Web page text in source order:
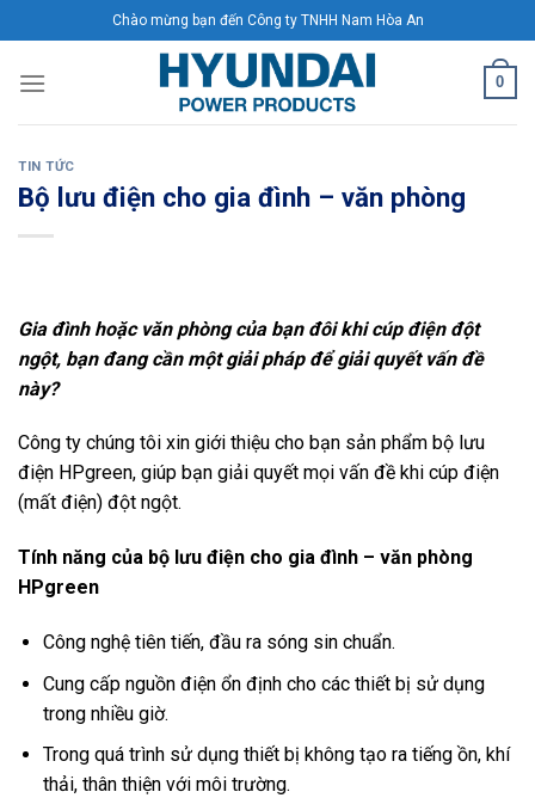
to
content
Chào mừng bạn đến Công ty TNHH Nam Hòa An
0
TIN TỨC
Bộ lưu điện cho gia đình – văn phòng
Gia đình hoặc văn phòng của bạn đôi khi cúp điện đột
ngột, bạn đang cần một giải pháp để giải quyết vấn đề
này?
Công ty chúng tôi xin giới thiệu cho bạn sản phẩm bộ lưu
điện HPgreen, giúp bạn giải quyết mọi vấn đề khi cúp điện
(mất điện) đột ngột.
Tính năng của bộ lưu điện cho gia đình – văn phòng
HPgreen
Công nghệ tiên tiến, đầu ra sóng sin chuẩn.
Cung cấp nguồn điện ổn định cho các thiết bị sử dụng
trong nhiều giờ.
Trong quá trình sử dụng thiết bị không tạo ra tiếng ồn, khí
thải, thân thiện với môi trường.